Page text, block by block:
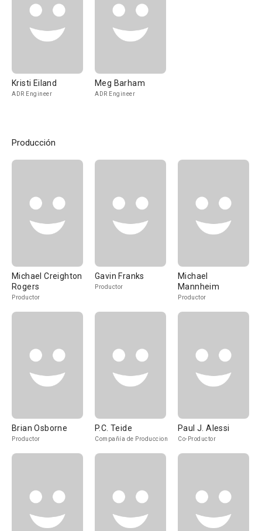
Kristi Eiland
ADR Engineer
Meg Barham
ADR Engineer
Producción
Michael Creighton
Rogers
Productor
Gavin Franks
Productor
Michael
Mannheim
Productor
Brian Osborne
Productor
P.C. Teide
Compañía de Produccion
Paul J. Alessi
Co-Productor